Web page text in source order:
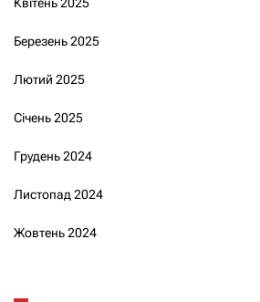
Квітень 2025
Березень 2025
Лютий 2025
Січень 2025
Грудень 2024
Листопад 2024
Жовтень 2024